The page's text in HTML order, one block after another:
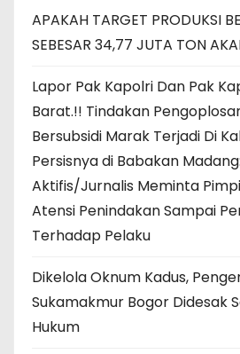
APAKAH TARGET PRODUKSI
SEBESAR 34,77 JUTA TON
Lapor Pak Kapolri Dan Pak
Barat.!! Tindakan
Bersubsidi Marak Terjadi Di
Persisnya di Babakan
Aktifis/Jurnalis Meminta
Atensi Penindakan Sampai
Terhadap Pelaku
Dikelola Oknum Kadus,
Sukamakmur Bogor Didesak
Hukum